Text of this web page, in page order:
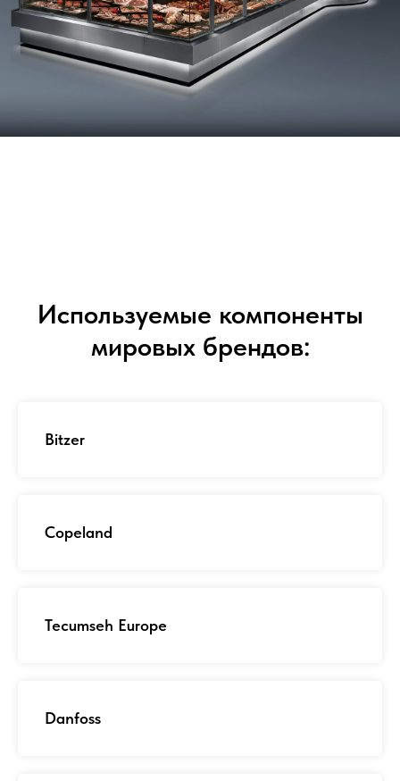
Используемые компоненты
мировых брендов:
Bitzer
Copeland
Tecumseh Europe
Danfoss